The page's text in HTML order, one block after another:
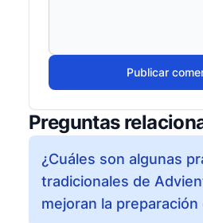
Publicar
Preguntas
¿Cuáles son algunas
tradicionales de
mejoran la preparación